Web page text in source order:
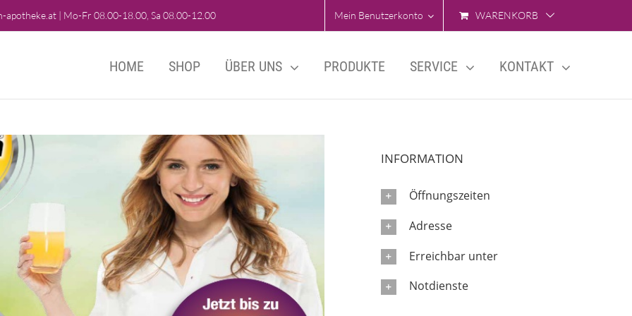
apotheke.at | Mo-Fr 08.00-18.00, Sa 08.00-12.00 Mein Benutzerkonto WARENKORB
HOME SHOP ÜBER UNS PRODUKTE SERVICE KONTAKT
INFORMATION
Öffnungszeiten
Adresse
Erreichbar unter
Notdienste